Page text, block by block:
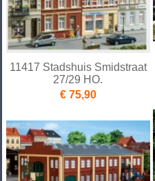
11417 Stadshuis Smidstraat
27/29 HO.
€ 75,90